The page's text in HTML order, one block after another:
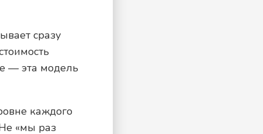
сразу
— эта модель
каждого
«мы раз